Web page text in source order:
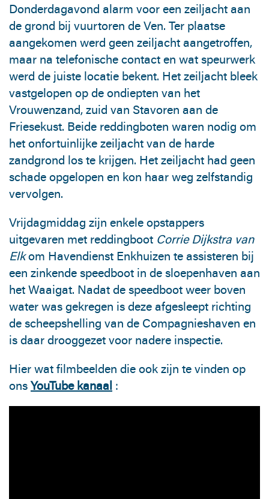
Donderdagavond alarm voor een zeiljacht aan
de grond bij vuurtoren de Ven. Ter plaatse
aangekomen werd geen zeiljacht aangetroffen,
maar na telefonische contact en wat speurwerk
werd de juiste locatie bekent. Het zeiljacht bleek
vastgelopen op de ondiepten van het
Vrouwenzand, zuid van Stavoren aan de
Friesekust. Beide reddingboten waren nodig om
het onfortuinlijke zeiljacht van de harde
zandgrond los te krijgen. Het zeiljacht had geen
schade opgelopen en kon haar weg zelfstandig
vervolgen.
Vrijdagmiddag zijn enkele opstappers
uitgevaren met reddingboot Corrie Dijkstra van
Elkom Havendienst Enkhuizen te assisteren bij
een zinkende speedboot in de sloepenhaven aan
het Waaigat. Nadat de speedboot weer boven
water was gekregen is deze afgesleept richting
de scheepshelling van de Compagnieshaven en
is daar drooggezet voor nadere inspectie.
Hier wat filmbeelden die ook zijn te vinden op
onsYouTube kanaal :